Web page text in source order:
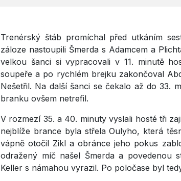
Trenérský štáb promíchal před utkáním
záloze nastoupili Šmerda s Adamcem a
velkou šanci si vypracovali v 11. minutě
soupeře a po rychlém brejku zakončoval
Nešetřil. Na další šanci se čekalo až do 33.
branku ovšem netrefil.
V rozmezí 35. a 40. minuty vyslali hosté tři
nejblíže brance byla střela Oulyho, která
vápně otočil Zikl a obránce jeho pokus
odražený míč našel Šmerda a povedenou
Keller s námahou vyrazil. Po poločase byl